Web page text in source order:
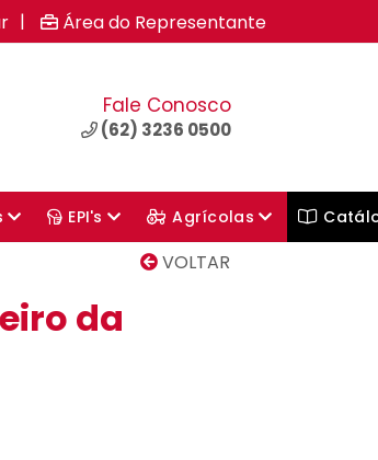
| Área do Representante
Fale Conosco
(62) 3236 0500
EPI's Agrícolas
VOLTAR
da